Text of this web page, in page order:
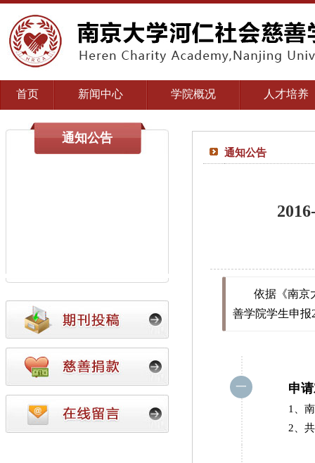
首页 新闻中心 学院概况 人才培养
通知公告
通知公告
依据《南京
善学院学生申报
一 申
1、
2、